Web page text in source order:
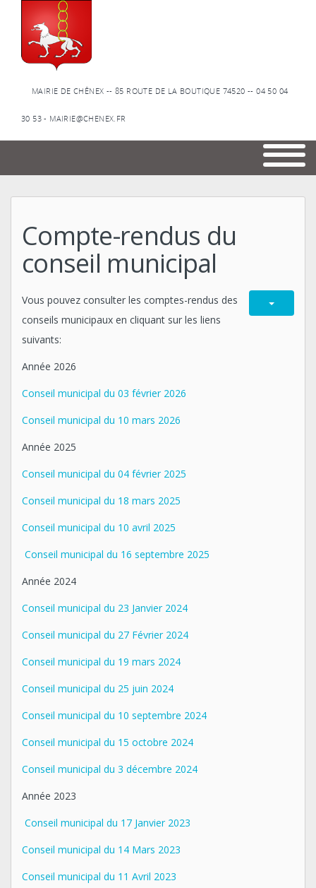
MAIRIE DE CHÊNEX -- 85 ROUTE DE LA BOUTIQUE 74520 -- 04 50 04
30 53 - MAIRIE@CHENEX.FR
Compte-rendus du
conseil municipal
Vous pouvez consulter les comptes-rendus des
conseils municipaux en cliquant sur les liens
suivants:
Année 2026
Conseil municipal du 03 février 2026
Conseil municipal du 10 mars 2026
Année 2025
Conseil municipal du 04 février 2025
Conseil municipal du 18 mars 2025
Conseil municipal du 10 avril 2025
Conseil municipal du 16 septembre 2025
Année 2024
Conseil municipal du 23 Janvier 2024
Conseil municipal du 27 Février 2024
Conseil municipal du 19 mars 2024
Conseil municipal du 25 juin 2024
Conseil municipal du 10 septembre 2024
Conseil municipal du 15 octobre 2024
Conseil municipal du 3 décembre 2024
Année 2023
Conseil municipal du 17 Janvier 2023
Conseil municipal du 14 Mars 2023
Conseil municipal du 11 Avril 2023